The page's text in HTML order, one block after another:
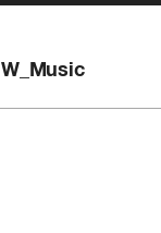
W_Music